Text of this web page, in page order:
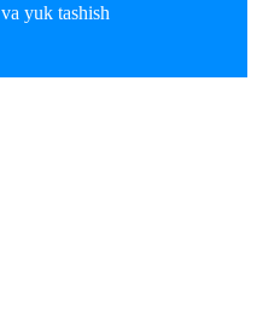
yuk tashish